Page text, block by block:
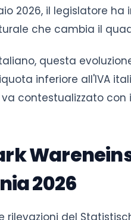
2026, il legislatore
che cambia il
questa
inferiore all'IVA
contestualizzato
2026
rilevazioni del